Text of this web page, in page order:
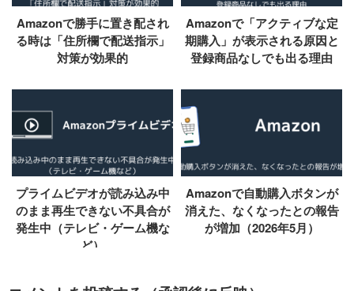
Amazonで勝手に置き配され
る時は「住所欄で配送指示」
対策が効果的
Amazonで「アクティブな定
期購入」が表示される原因と
登録商品なしでも出る理由
プライムビデオが読み込み中
のまま再生できない不具合が
発生中（テレビ・ゲーム機な
ど）
Amazonで自動購入ボタンが
消えた、なくなったとの報告
が増加（2026年5月）